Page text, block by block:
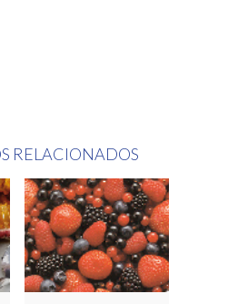
RELACIONADOS